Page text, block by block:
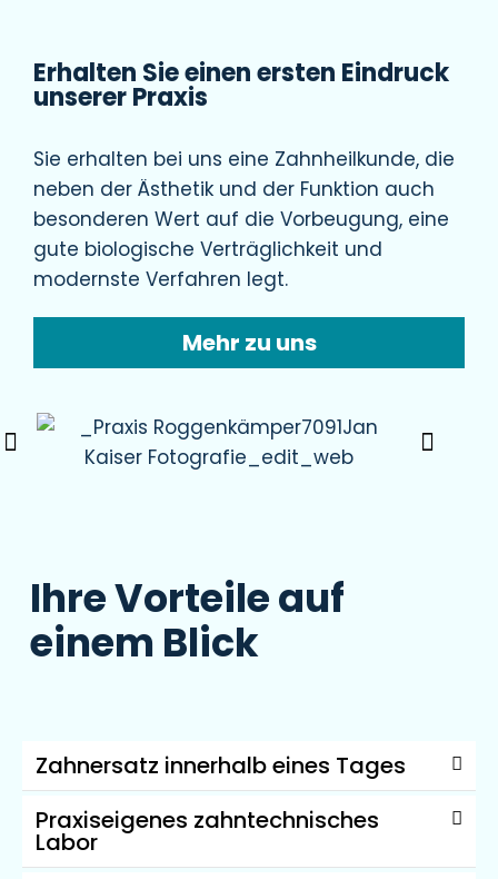
Erhalten Sie einen ersten Eindruck
unserer Praxis
Sie erhalten bei uns eine Zahnheilkunde, die
neben der Ästhetik und der Funktion auch
besonderen Wert auf die Vorbeugung, eine
gute biologische Verträglichkeit und
modernste Verfahren legt.
Mehr zu uns
Ihre Vorteile auf
einem Blick
Zahnersatz innerhalb eines Tages
Praxiseigenes zahntechnisches
Labor